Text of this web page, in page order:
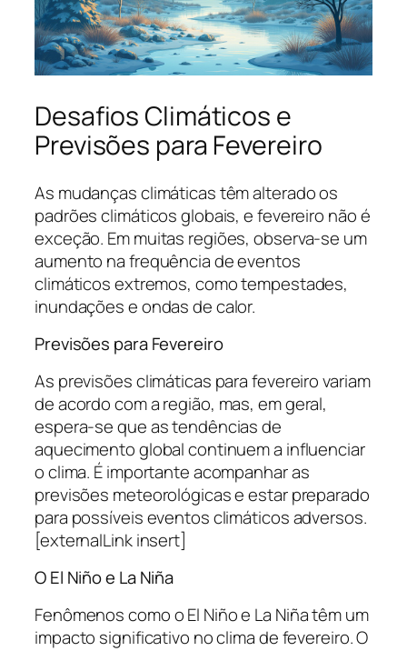
Desafios Climáticos e
Previsões para Fevereiro
As mudanças climáticas têm alterado os
padrões climáticos globais, e fevereiro não é
exceção. Em muitas regiões, observa-se um
aumento na frequência de eventos
climáticos extremos, como tempestades,
inundações e ondas de calor.
Previsões para Fevereiro
As previsões climáticas para fevereiro variam
de acordo com a região, mas, em geral,
espera-se que as tendências de
aquecimento global continuem a influenciar
o clima. É importante acompanhar as
previsões meteorológicas e estar preparado
para possíveis eventos climáticos adversos.
[externalLink insert]
O El Niño e La Niña
Fenômenos como o El Niño e La Niña têm um
impacto significativo no clima de fevereiro. O